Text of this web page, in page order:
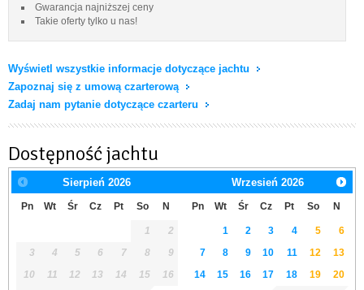
Gwarancja najniższej ceny
Takie oferty tylko u nas!
Wyświetl wszystkie informacje dotyczące jachtu
Zapoznaj się z umową czarterową
Zadaj nam pytanie dotyczące czarteru
Dostępność jachtu
Sierpień 2026
Pn Wt Śr Cz Pt So N
1
2
3
4 5 6 7 8
9
10
11 12 13 14 15
16
Wrzesień 2026
Pn Wt Śr Cz Pt So N
1 2 3 4 5
6
7
8 9 10 11 12
13
14
15 16 17 18 19
20